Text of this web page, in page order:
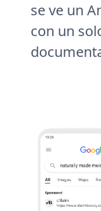
se ve un
con un